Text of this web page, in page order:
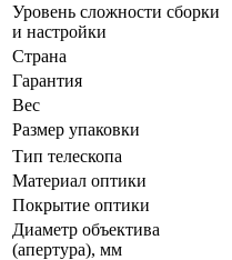
Уровень сложности сборки
и настройки
Страна
Гарантия
Вес
Размер упаковки
Тип телескопа
Материал оптики
Покрытие оптики
Диаметр объектива
(апертура), мм